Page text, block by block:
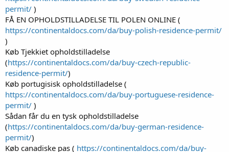
permit/ )
FÅ EN OPHOLDSTILLADELSE TIL POLEN ONLINE (
https://continentaldocs.com/da/buy-polish-residence-permit/
)
Køb Tjekkiet opholdstilladelse
(https://continentaldocs.com/da/buy-czech-republic-
residence-permit/)
Køb portugisisk opholdstilladelse (
https://continentaldocs.com/da/buy-portuguese-residence-
permit/ )
Sådan får du en tysk opholdstilladelse
(https://continentaldocs.com/da/buy-german-residence-
permit/)
Køb canadiske pas ( https://continentaldocs.com/da/buy-